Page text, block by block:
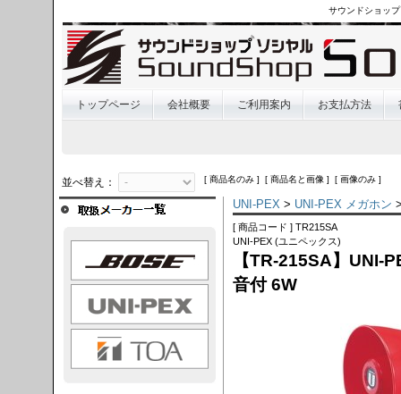
サウンドショッ
トップページ 会社概要 ご利用案内 お支払方法
並べ替え： [ 商品名のみ ] [ 商品名と画像 ] [ 画像のみ ]
UNI-PEX > UNI-PEX メガホン
[ 商品コード ] TR215SA
UNI-PEX (ユニペックス)
【TR-215SA】UNI-
音付 6W